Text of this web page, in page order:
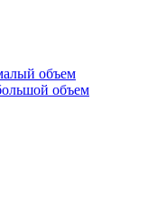
объем
объем